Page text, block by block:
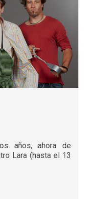
años, ahora de
Lara (hasta el 13